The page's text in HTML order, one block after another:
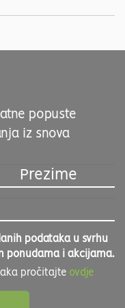
popuste
iz snova
podataka u svrhu
ponudama i akcijama.
pročitajte ovdje